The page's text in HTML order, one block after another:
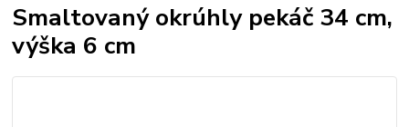
Smaltovaný okrúhly pekáč 34 cm,
výška 6 cm